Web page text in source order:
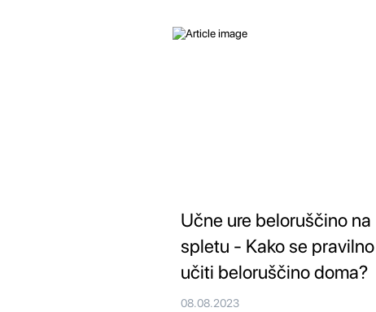
Učne ure beloruščino na
spletu - Kako se pravilno
učiti beloruščino doma?
08.08.2023